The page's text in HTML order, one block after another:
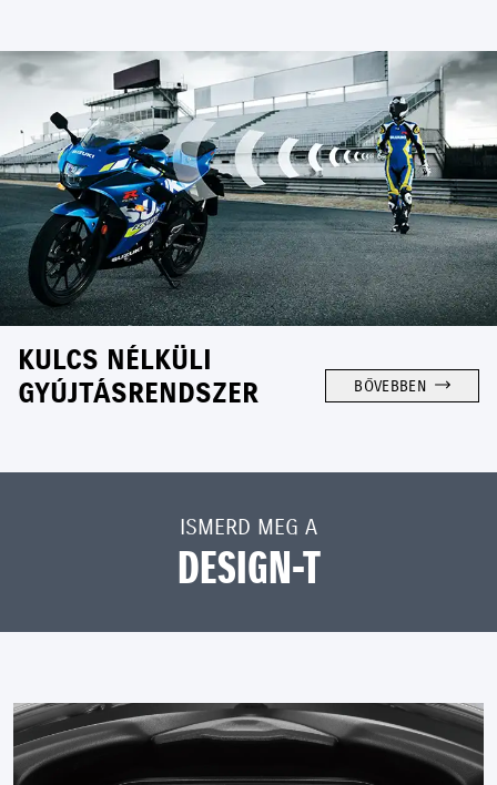
KULCS NÉLKÜLI
GYÚJTÁSRENDSZER
BŐVEBBEN
ISMERD MEG A
DESIGN-T